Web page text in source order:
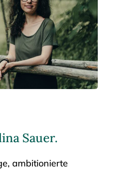
Sauer.
ambitionierte